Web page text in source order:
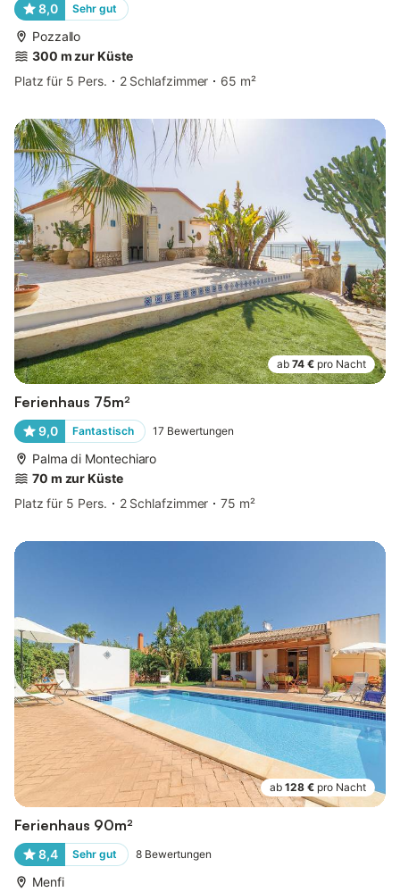
8,0 Sehr gut
Pozzallo
300 m zur Küste
Platz für 5 Pers.
2 Schlafzimmer 65 m²
ab 74 € pro Nacht
Ferienhaus 75m²
9,0 Fantastisch 17 Bewertungen
Palma di Montechiaro
70 m zur Küste
Platz für 5 Pers.
2 Schlafzimmer 75 m²
ab 128 € pro Nacht
Ferienhaus 90m²
8,4 Sehr gut 8 Bewertungen
Menfi